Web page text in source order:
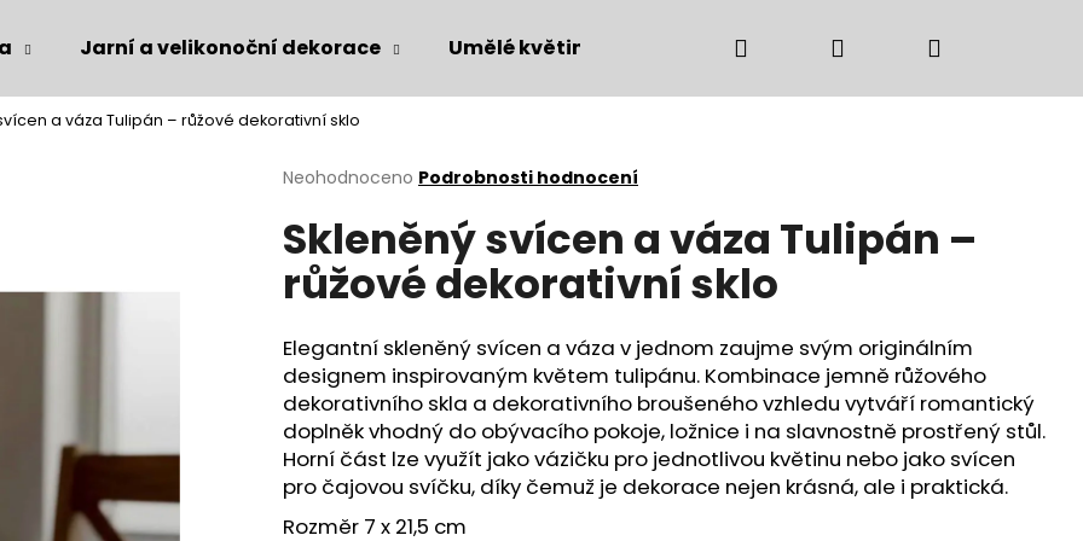
Jarní a velikonoční dekorace Umělé květiny Bytové doplňky Podzimní
Přihlášení
a váza Tulipán – růžové dekorativní sklo
Průměrné
produktu
je
hvězdiček.
Neohodnoceno Podrobnosti hodnocení
Skleněný svícen a váza Tulipán –
růžové dekorativní sklo
Elegantní skleněný svícen a váza v jednom zaujme svým originálním
designem inspirovaným květem tulipánu. Kombinace jemně růžového
dekorativního skla a dekorativního broušeného vzhledu vytváří romantický
doplněk vhodný do obývacího pokoje, ložnice i na slavnostně prostřený stůl.
Horní část lze využít jako vázičku pro jednotlivou květinu nebo jako svícen
pro čajovou svíčku, díky čemuž je dekorace nejen krásná, ale i praktická.
Rozměr 7 x 21,5 cm
Co potřebujete najít?
HLEDAT
Následující